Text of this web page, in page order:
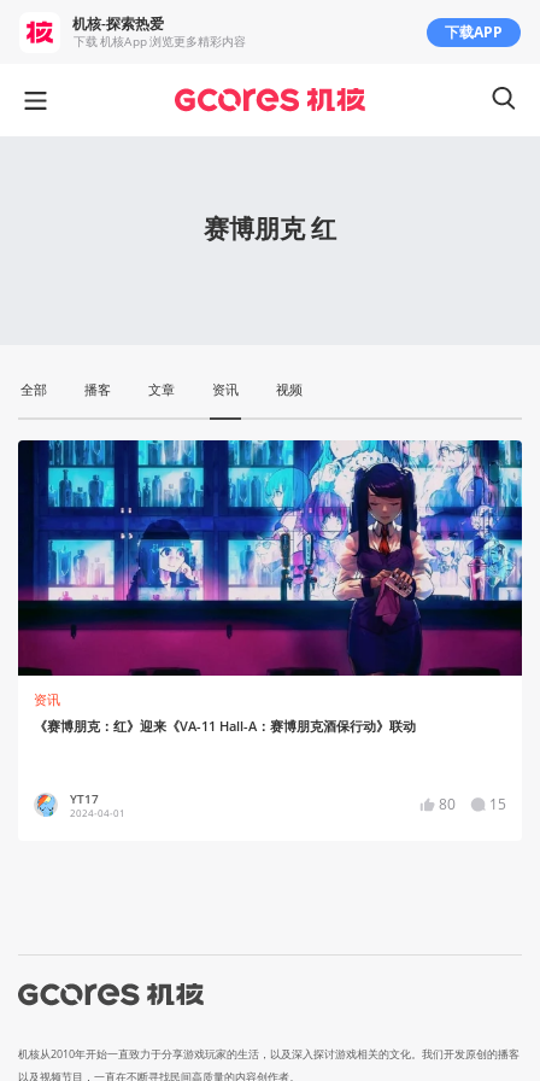
赛博朋克 红
全部 播客 文章 资讯 视频
资讯
《赛博朋克：红》迎来《VA-11 Hall-A：赛博朋克酒保行动》联动
YT17
2024-04-01 80 15
机核从2010年开始一直致力于分享游戏玩家的生活，以及深入探讨游戏相关的文化。我们开发原创的播客
以及视频节目，一直在不断寻找民间高质量的内容创作者。
机核-探索热爱
下载 机核App 浏览更多精彩内容 下载APP